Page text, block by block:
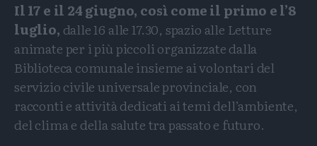
Il 17 e il 24 giugno, così come il primo e l’8
luglio, dalle 16 alle 17.30, spazio alle Letture
animate per i più piccoli organizzate dalla
Biblioteca comunale insieme ai volontari del
servizio civile universale provinciale, con
racconti e attività dedicati ai temi dell’ambiente,
del clima e della salute tra passato e futuro.